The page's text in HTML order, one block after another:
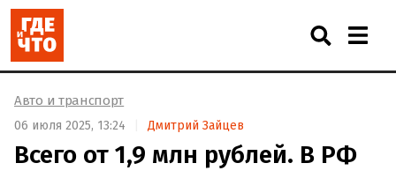
Авто и транспорт
06 июля 2025, 13:24 Дмитрий Зайцев
Всего от 1,9 млн рублей. В РФ